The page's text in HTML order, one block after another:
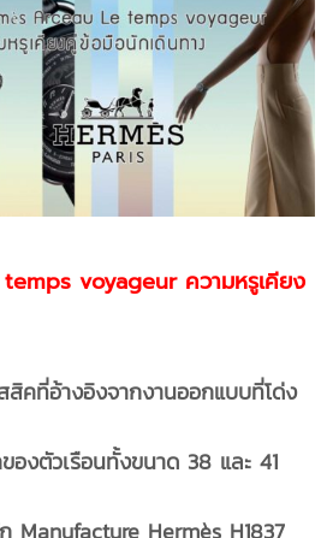
voyageur ความหรูเคียง
สิคที่อ้างอิงจากงานออกแบบที่โด่ง
องตัวเรือนทั้งขนาด 38 และ 41
Manufacture Hermès H1837